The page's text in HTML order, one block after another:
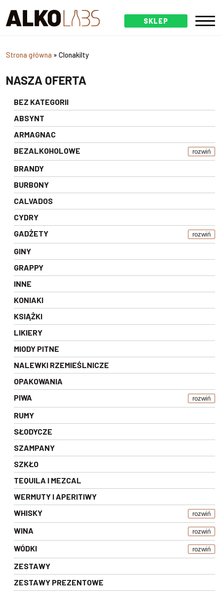
SKLEP
Strona główna » Clonakilty
NASZA OFERTA
BEZ KATEGORII
ABSYNT
ARMAGNAC
BEZALKOHOLOWE
rozwiń
BRANDY
BURBONY
CALVADOS
CYDRY
GADŻETY
rozwiń
GINY
GRAPPY
INNE
KONIAKI
KSIĄŻKI
LIKIERY
MIODY PITNE
NALEWKI RZEMIEŚLNICZE
OPAKOWANIA
PIWA
rozwiń
RUMY
SŁODYCZE
SZAMPANY
SZKŁO
TEQUILA I MEZCAL
WERMUTY I APERITIWY
WHISKY
rozwiń
WINA rozwiń
WÓDKI rozwiń
ZESTAWY
ZESTAWY PREZENTOWE